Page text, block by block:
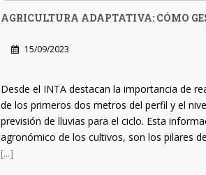
AGRICULTURA ADAPTATIVA: CÓMO
15/09/2023
Desde el INTA destacan la importancia de
de los primeros dos metros del perfil y el
previsión de lluvias para el ciclo. Esta
agronómico de los cultivos, son los pilares
[...]